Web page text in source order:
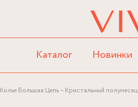
Каталог Новинки
Колье Большая Цепь – Кристальный полумесяц